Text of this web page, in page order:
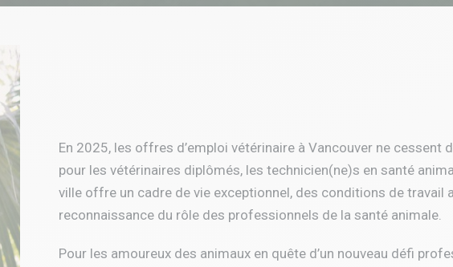
En 2025, les offres d’emploi vétérinaire à Vancouver ne cessent
pour les vétérinaires diplômés, les technicien(ne)s en santé
ville offre un cadre de vie exceptionnel, des conditions de travail
reconnaissance du rôle des professionnels de la santé animale.
Pour les amoureux des animaux en quête d’un nouveau défi